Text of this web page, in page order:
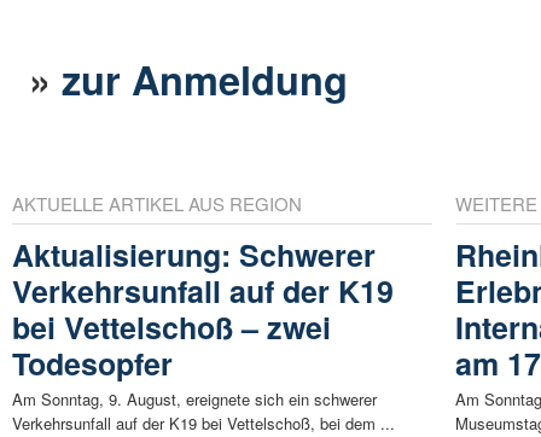
»zur Anmeldung
AKTUELLE ARTIKEL AUS REGION
Aktualisierung: Schwerer
Verkehrsunfall auf der K19
bei Vettelschoß – zwei
Todesopfer
Am Sonntag, 9. August, ereignete sich ein schwerer
Verkehrsunfall auf der K19 bei Vettelschoß, bei dem ...
am
Am